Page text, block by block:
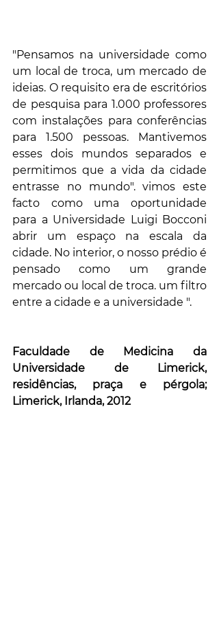
"Pensamos na universidade como
um local de troca, um mercado de
ideias. O requisito era de escritórios
de pesquisa para 1.000 professores
com instalações para conferências
para 1.500 pessoas. Mantivemos
esses dois mundos separados e
permitimos que a vida da cidade
entrasse no mundo". vimos este
facto como uma oportunidade
para a Universidade Luigi Bocconi
abrir um espaço na escala da
cidade. No interior, o nosso prédio é
pensado como um grande
mercado ou local de troca. um filtro
entre a cidade e a universidade ".
Faculdade de Medicina da
Universidade de Limerick,
residências, praça e pérgola;
Limerick, Irlanda, 2012